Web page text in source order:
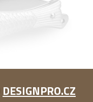
DESIGNPRO.CZ